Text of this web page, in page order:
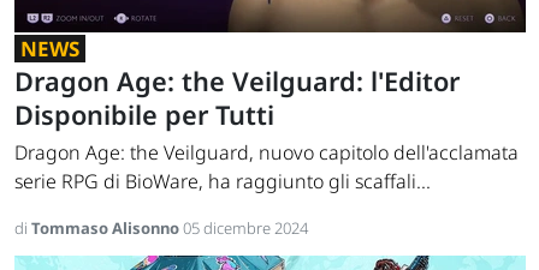
NEWS
Dragon Age: the Veilguard: l'Editor
Disponibile per Tutti
Dragon Age: the Veilguard, nuovo capitolo dell'acclamata
serie RPG di BioWare, ha raggiunto gli scaffali...
di Tommaso Alisonno05 dicembre 2024